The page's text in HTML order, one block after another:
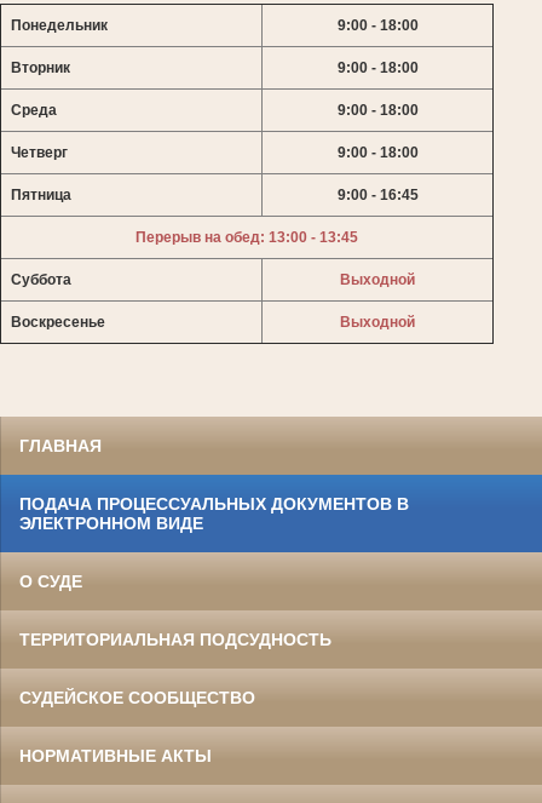
Понедельник 9:00 - 18:00
Вторник 9:00 - 18:00
Среда 9:00 - 18:00
Четверг 9:00 - 18:00
Пятница 9:00 - 16:45
Перерыв на обед: 13:00 - 13:45
Суббота Выходной
Воскресенье Выходной
ГЛАВНАЯ
ПОДАЧА ПРОЦЕССУАЛЬНЫХ ДОКУМЕНТОВ В
ЭЛЕКТРОННОМ ВИДЕ
О СУДЕ
ТЕРРИТОРИАЛЬНАЯ ПОДСУДНОСТЬ
СУДЕЙСКОЕ СООБЩЕСТВО
НОРМАТИВНЫЕ АКТЫ